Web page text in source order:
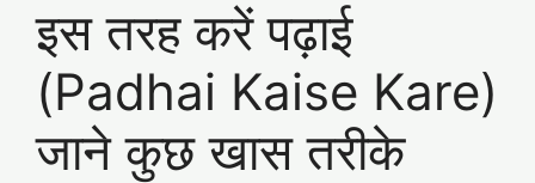
इस तरह करें पढ़ाई
(Padhai Kaise Kare)
जाने कुछ खास तरीके